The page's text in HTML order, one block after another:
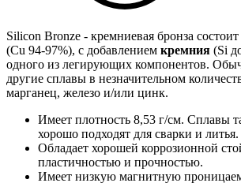
Silicon Bronze - кремниевая бронза состоит
(Cu 94-97%), с добавлением кремния (Si
одного из легирующих компонентов.
другие сплавы в незначительном
марганец, железо и/или цинк.
Имеет плотность 8,53 г/см. Сплавы
хорошо подходят для сварки и литья.
Обладает хорошей коррозионной
пластичностью и прочностью.
Имеет низкую магнитную